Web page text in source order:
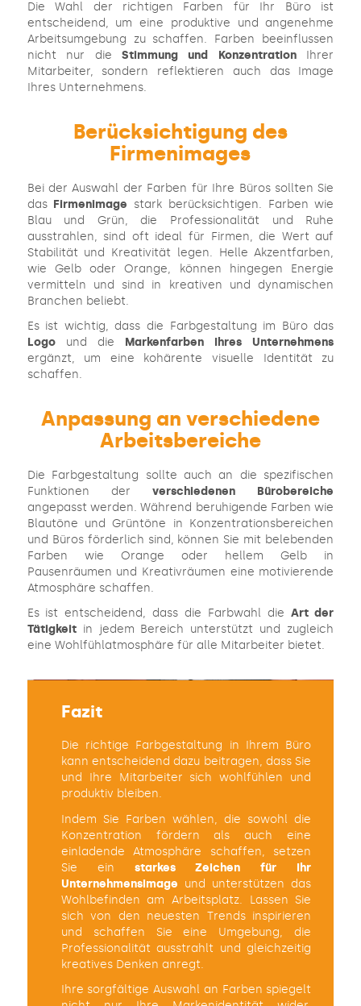
Die Wahl der richtigen Farben für Ihr Büro ist
entscheidend, um eine produktive und angenehme
Arbeitsumgebung zu schaffen. Farben beeinflussen
nicht nur die Stimmung und KonzentrationIhrer
Mitarbeiter, sondern reflektieren auch das Image
Ihres Unternehmens.
Berücksichtigung des
Firmenimages
Bei der Auswahl der Farben für Ihre Büros sollten Sie
das Firmenimage stark berücksichtigen. Farben wie
Blau und Grün, die Professionalität und Ruhe
ausstrahlen, sind oft ideal für Firmen, die Wert auf
Stabilität und Kreativität legen. Helle Akzentfarben,
wie Gelb oder Orange, können hingegen Energie
vermitteln und sind in kreativen und dynamischen
Branchen beliebt.
Es ist wichtig, dass die Farbgestaltung im Büro das
Logound die Markenfarben Ihres Unternehmens
ergänzt, um eine kohärente visuelle Identität zu
schaffen.
Anpassung an verschiedene
Arbeitsbereiche
Die Farbgestaltung sollte auch an die spezifischen
Funktionen derverschiedenen Bürobereiche
angepasst werden. Während beruhigende Farben wie
Blautöne und Grüntöne in Konzentrationsbereichen
und Büros förderlich sind, können Sie mit belebenden
Farben wie Orange oder hellem Gelb in
Pausenräumen und Kreativräumen eine motivierende
Atmosphäre schaffen.
Es ist entscheidend, dass die Farbwahl die Art der
Tätigkeitin jedem Bereich unterstützt und zugleich
eine Wohlfühlatmosphäre für alle Mitarbeiter bietet.
Fazit
Die richtige Farbgestaltung in Ihrem Büro
kann entscheidend dazu beitragen, dass Sie
und Ihre Mitarbeiter sich wohlfühlen und
produktiv bleiben.
Indem Sie Farben wählen, die sowohl die
Konzentration fördern als auch eine
einladende Atmosphäre schaffen, setzen
Sie ein starkes Zeichen für Ihr
Unternehmensimage und unterstützen das
Wohlbefinden am Arbeitsplatz. Lassen Sie
sich von den neuesten Trends inspirieren
und schaffen Sie eine Umgebung, die
Professionalität ausstrahlt und gleichzeitig
kreatives Denken anregt.
Ihre sorgfältige Auswahl an Farben spiegelt